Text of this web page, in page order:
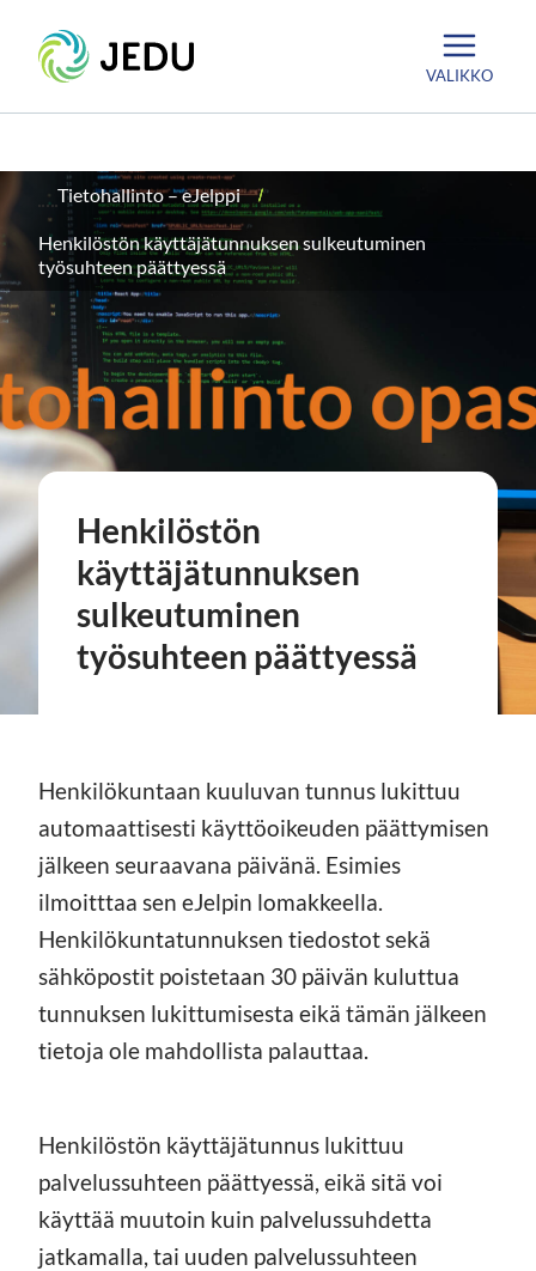
sisältöön
Etusivu
VALIKKO
Tietohallinto – eJelppi
Henkilöstön käyttäjätunnuksen sulkeutuminen
työsuhteen päättyessä
Henkilöstön
käyttäjätunnuksen
sulkeutuminen
työsuhteen päättyessä
Henkilökuntaan kuuluvan tunnus lukittuu
automaattisesti käyttöoikeuden päättymisen
jälkeen seuraavana päivänä. Esimies
ilmoitttaa sen eJelpin lomakkeella.
Henkilökuntatunnuksen tiedostot sekä
sähköpostit poistetaan 30 päivän kuluttua
tunnuksen lukittumisesta eikä tämän jälkeen
tietoja ole mahdollista palauttaa.
Henkilöstön käyttäjätunnus lukittuu
palvelussuhteen päättyessä, eikä sitä voi
käyttää muutoin kuin palvelussuhdetta
jatkamalla, tai uuden palvelussuhteen